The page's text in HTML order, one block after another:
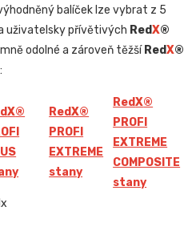
balíček lze vybrat z 5
uživatelsky přívětivých RedX®
odolné a zároveň těžší RedX®
X®
RedX®
PROFI
EXTREME
stany
RedX®
PROFI
EXTREME
COMPOSITE
stany